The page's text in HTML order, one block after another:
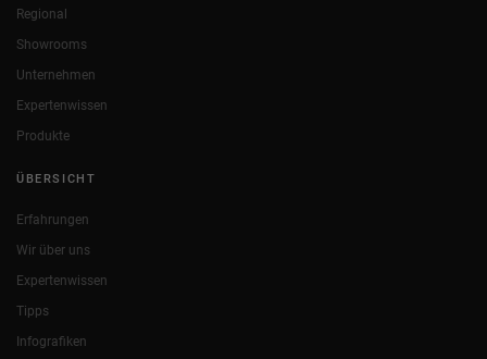
Regional
Showrooms
Unternehmen
Expertenwissen
Produkte
ÜBERSICHT
Erfahrungen
Wir über uns
Expertenwissen
Tipps
Infografiken